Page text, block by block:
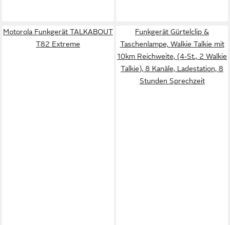
Motorola Funkgerät TALKABOUT
T82 Extreme
Funkgerät Gürtelclip &
Taschenlampe, Walkie Talkie mit
10km Reichweite, (4-St., 2 Walkie
Talkie), 8 Kanäle, Ladestation, 8
Stunden Sprechzeit